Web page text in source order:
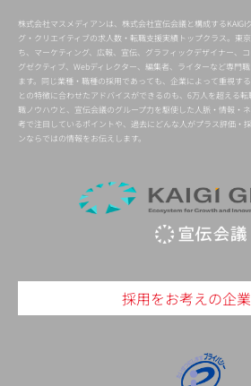
株式会社マスメディアンは、株式会社宣伝会議と構成するKAIGI
グ・クリエイティブの求人数・転職支援実績トップクラス。東
ち、マーケティング、広報、宣伝、グラフィックデザイナー、
グゼクティブ、Webディレクター、編集者、ライターなど専門
ます。同じ業種・職種の採用であっても、企業によって重視す
との特徴に合わせたアドバイスができるのも、6万人を超える
職ノウハウと、宣伝会議のグループ力を駆使した人脈・情報・
考で注目しているポイントや、過去にどんな人がプラス評価・
ンならではの情報をお伝えします。
採用をお考えの企